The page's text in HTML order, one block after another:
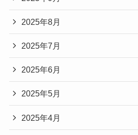
2025年8月
2025年7月
2025年6月
2025年5月
2025年4月